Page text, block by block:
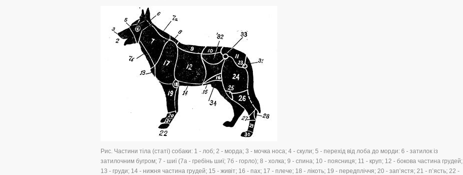
Рис. Частини тіла (статі) собаки: 1 - лоб; 2 - морда; 3 - мочка носа; 4 - скули; 5 - перехід від лоба до морди: 6 - затилок із
затилочним бугром; 7 - шиї (7а - гребінь шиї; 7б - горло); 8 - холка; 9 - спина; 10 - поясниця; 11 - круп; 12 - бокова частина грудей;
13 - груди; 14 - нижня частина грудей; 15 - живіт; 16 - пах; 17 - плече; 18 - лікоть; 19 - передпліччя; 20 - зап’ястя; 21 - п’ясть; 22 -